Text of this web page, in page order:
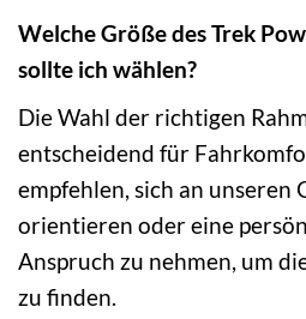
Welche Größe des Trek
sollte ich wählen?
Die Wahl der richtigen
entscheidend für
empfehlen, sich an unseren
orientieren oder eine
Anspruch zu nehmen, um
zu finden.